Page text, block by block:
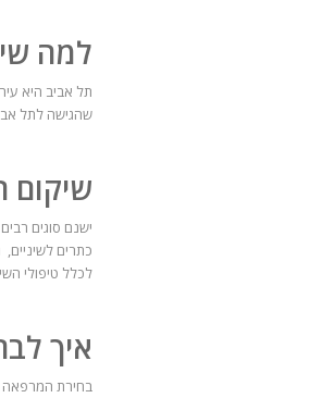
למה
תל אביב היא
שהגישה לתל
שיקום
ישנם סוגים
כתרים לשיניים,
לכלל טיפולי
איך
בחירת המרפאה